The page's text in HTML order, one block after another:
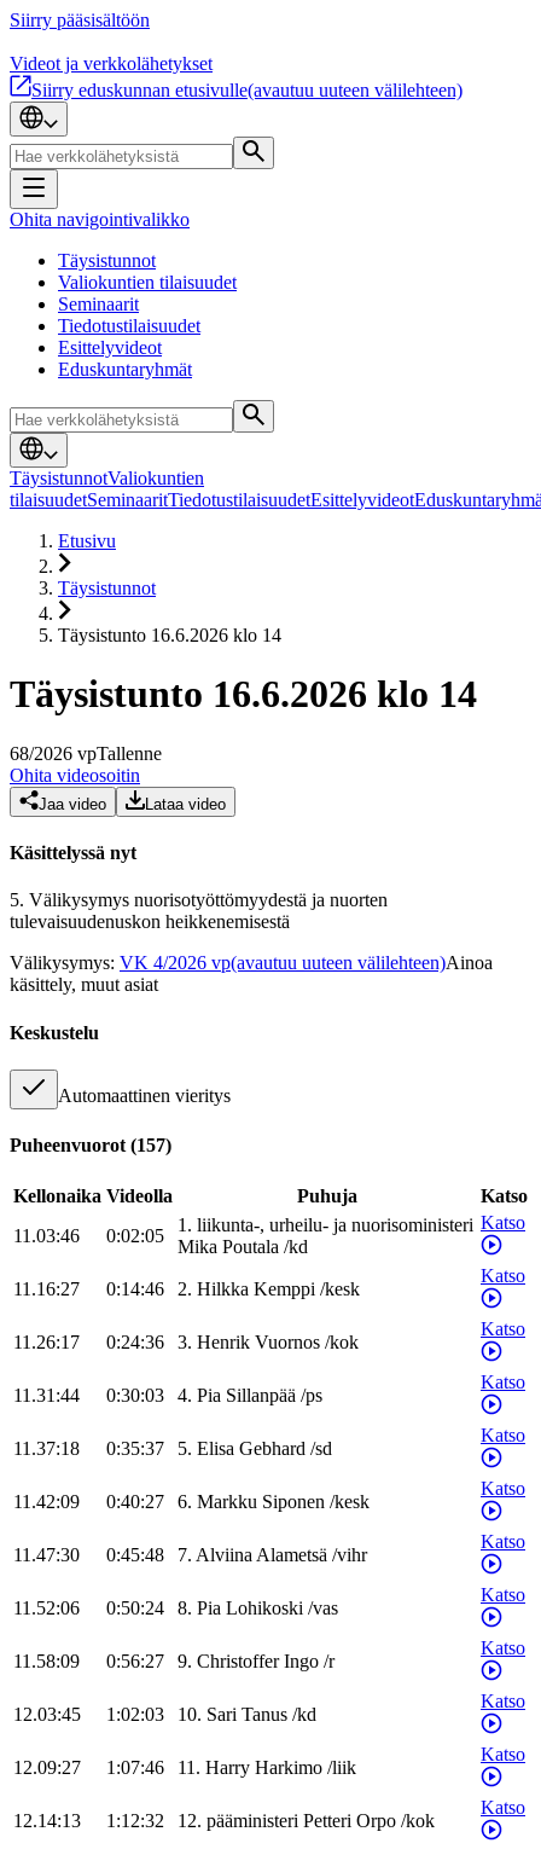
Siirry pääsisältöön
Videot ja verkkolähetykset
Siirry eduskunnan etusivulle(avautuu uuteen välilehteen)
Ohita navigointivalikko
Täysistunnot
Valiokuntien tilaisuudet
Seminaarit
Tiedotustilaisuudet
Esittelyvideot
Eduskuntaryhmät
TäysistunnotValiokuntien
tilaisuudetSeminaaritTiedotustilaisuudetEsittelyvideot
Etusivu
Täysistunnot
Täysistunto 16.6.2026 klo 14
Täysistunto 16.6.2026 klo 14
68/2026 vpTallenne
Ohita videosoitin
Jaa video Lataa video
Käsittelyssä nyt
5. Välikysymys nuorisotyöttömyydestä ja nuorten
tulevaisuudenuskon heikkenemisestä
Välikysymys: VK 4/2026 vp(avautuu uuteen välilehteen)Ainoa
käsittely, muut asiat
Keskustelu
Automaattinen vieritys
Puheenvuorot (157)
Kellonaika Videolla Puhuja
Katso
11.03:46
0:02:05
1. liikunta-, urheilu- ja nuorisoministeri
Mika Poutala /kd
Katso
11.16:27 0:14:46 2. Hilkka Kemppi /kesk
Katso
11.26:17 0:24:36 3. Henrik Vuornos /kok
Katso
11.31:44 0:30:03 4. Pia Sillanpää /ps
Katso
11.37:18 0:35:37 5. Elisa Gebhard /sd
Katso
11.42:09 0:40:27 6. Markku Siponen /kesk
Katso
11.47:30 0:45:48 7. AlviinaAlametsä /vihr
Katso
11.52:06 0:50:24 8. Pia Lohikoski /vas
Katso
11.58:09 0:56:27 9. Christoffer Ingo /r
Katso
12.03:45 1:02:03 10. Sari Tanus /kd
Katso
12.09:27 1:07:46 11. Harry Harkimo /liik
Katso
12.14:13 1:12:32 12. pääministeri Petteri Orpo /kok
Katso